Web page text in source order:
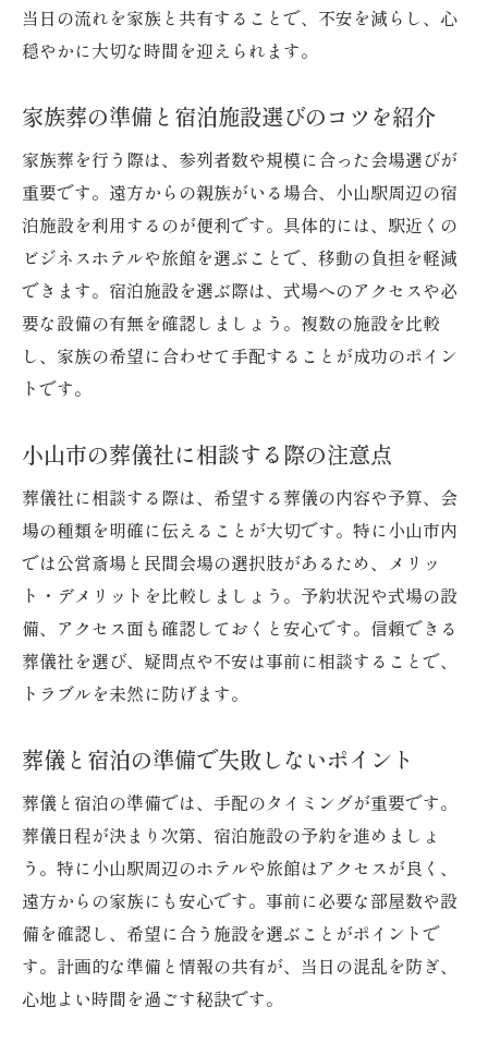
当日の流れを家族と共有することで、不安を減らし、心
穏やかに大切な時間を迎えられます。
家族葬の準備と宿泊施設選びのコツを紹介
家族葬を行う際は、参列者数や規模に合った会場選びが
重要です。遠方からの親族がいる場合、小山駅周辺の宿
泊施設を利用するのが便利です。具体的には、駅近くの
ビジネスホテルや旅館を選ぶことで、移動の負担を軽減
できます。宿泊施設を選ぶ際は、式場へのアクセスや必
要な設備の有無を確認しましょう。複数の施設を比較
し、家族の希望に合わせて手配することが成功のポイン
トです。
小山市の葬儀社に相談する際の注意点
葬儀社に相談する際は、希望する葬儀の内容や予算、会
場の種類を明確に伝えることが大切です。特に小山市内
では公営斎場と民間会場の選択肢があるため、メリッ
ト・デメリットを比較しましょう。予約状況や式場の設
備、アクセス面も確認しておくと安心です。信頼できる
葬儀社を選び、疑問点や不安は事前に相談することで、
トラブルを未然に防げます。
葬儀と宿泊の準備で失敗しないポイント
葬儀と宿泊の準備では、手配のタイミングが重要です。
葬儀日程が決まり次第、宿泊施設の予約を進めましょ
う。特に小山駅周辺のホテルや旅館はアクセスが良く、
遠方からの家族にも安心です。事前に必要な部屋数や設
備を確認し、希望に合う施設を選ぶことがポイントで
す。計画的な準備と情報の共有が、当日の混乱を防ぎ、
心地よい時間を過ごす秘訣です。